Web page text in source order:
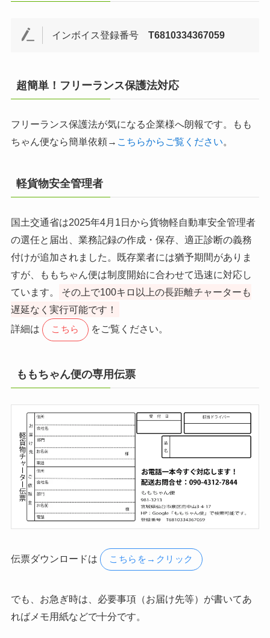
インボイス登録番号T6810334367059
超簡単！フリーランス保護法対応
フリーランス保護法が気になる企業様へ朗報です。もも
ちゃん便なら簡単依頼→ こちらからご覧ください。
軽貨物安全管理者
国土交通省は2025年4月1日から貨物軽自動車安全管理者
の選任と届出、業務記録の作成・保存、適正診断の義務
付けが追加されました。既存業者には猶予期間がありま
すが、ももちゃん便は制度開始に合わせて迅速に対応し
ています。
その上で100キロ以上の長距離チャーターも
遅延なく実行可能です！
詳細は
こちら をご覧ください。
ももちゃん便の専用伝票
伝票ダウンロードは こちらを→クリック
でも、お急ぎ時は、必要事項（お届け先等）が書いてあ
ればメモ用紙などで十分です。